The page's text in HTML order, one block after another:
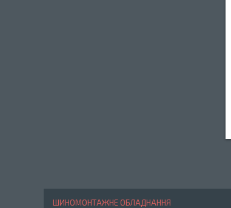
ШИНОМОНТАЖНЕ ОБЛАДНАННЯ